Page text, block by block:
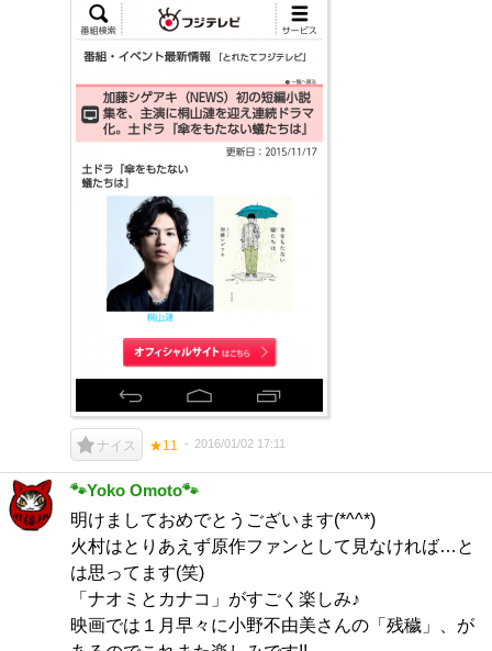
ナイス ★11 2016/01/02 17:11
🐾Yoko Omoto🐾
明けましておめでとうございます(*^^*)
火村はとりあえず原作ファンとして見なければ…と
は思ってます(笑)
「ナオミとカナコ」がすごく楽しみ♪
映画では１月早々に小野不由美さんの「残穢」、が